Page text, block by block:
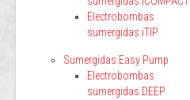
Electrobombas
sumergidas iTIP
Sumergidas Easy Pump
Electrobombas
sumergidas DEEP